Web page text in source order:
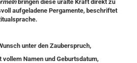
bringen diese uralte Kraft direkt zu
aufgeladene Pergamente, beschriftet
unter den Zauberspruch,
Namen und Geburtsdatum,